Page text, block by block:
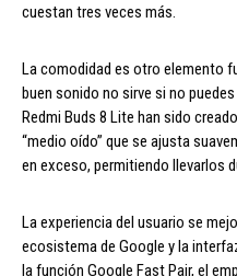
cuestan tres veces más.
La comodidad es otro elemento
buen sonido no sirve si no
Redmi Buds 8 Lite han sido
“medio oído” que se ajusta
en exceso, permitiendo llevarlos
La experiencia del usuario se
ecosistema de Google y la
la función Google Fast Pair, el